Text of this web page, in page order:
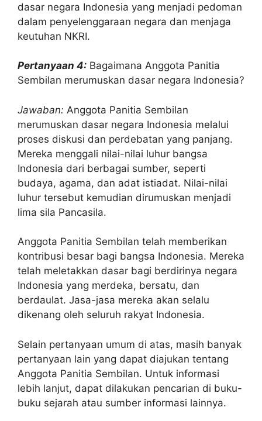
dasar negara Indonesia yang menjadi pedoman
dalam penyelenggaraan negara dan menjaga
keutuhan NKRI.
Pertanyaan 4: Bagaimana Anggota Panitia
Sembilan merumuskan dasar negara Indonesia?
Jawaban: Anggota Panitia Sembilan
merumuskan dasar negara Indonesia melalui
proses diskusi dan perdebatan yang panjang.
Mereka menggali nilai-nilai luhur bangsa
Indonesia dari berbagai sumber, seperti
budaya, agama, dan adat istiadat. Nilai-nilai
luhur tersebut kemudian dirumuskan menjadi
lima sila Pancasila.
Anggota Panitia Sembilan telah memberikan
kontribusi besar bagi bangsa Indonesia. Mereka
telah meletakkan dasar bagi berdirinya negara
Indonesia yang merdeka, bersatu, dan
berdaulat. Jasa-jasa mereka akan selalu
dikenang oleh seluruh rakyat Indonesia.
Selain pertanyaan umum di atas, masih banyak
pertanyaan lain yang dapat diajukan tentang
Anggota Panitia Sembilan. Untuk informasi
lebih lanjut, dapat dilakukan pencarian di buku-
buku sejarah atau sumber informasi lainnya.